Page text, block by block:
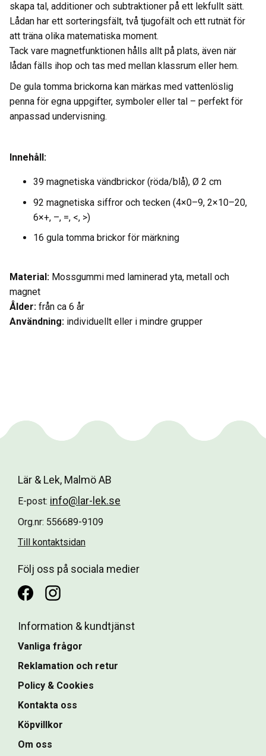
skapa tal, additioner och subtraktioner på ett lekfullt sätt.
Lådan har ett sorteringsfält, två tjugofält och ett rutnät för
att träna olika matematiska moment.
Tack vare magnetfunktionen hålls allt på plats, även när
lådan fälls ihop och tas med mellan klassrum eller hem.
De gula tomma brickorna kan märkas med vattenlöslig
penna för egna uppgifter, symboler eller tal – perfekt för
anpassad undervisning.
Innehåll:
39 magnetiska vändbrickor (röda/blå), Ø 2 cm
92 magnetiska siffror och tecken (4×0–9, 2×10–20,
6×+, –, =, <, >)
16 gula tomma brickor för märkning
Material: Mossgummi med laminerad yta, metall och
magnet
Ålder: från ca 6 år
Användning: individuellt eller i mindre grupper
Lär & Lek, Malmö AB
E-post: info@lar-lek.se
Org.nr: 556689-9109
Till kontaktsidan
Följ oss på sociala medier
Information & kundtjänst
Vanliga frågor
Reklamation och retur
Policy & Cookies
Kontakta oss
Köpvillkor
Om oss